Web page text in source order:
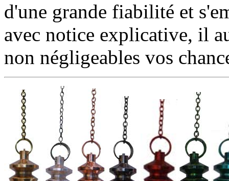
d'une grande fiabilité et
avec notice explicative, il
non négligeables vos